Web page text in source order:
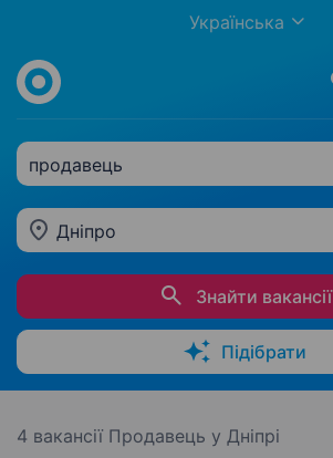
Українська
продавець
Дніпро
Знайти вакансії
Підібрати
4 вакансії Продавець у Дніпрі